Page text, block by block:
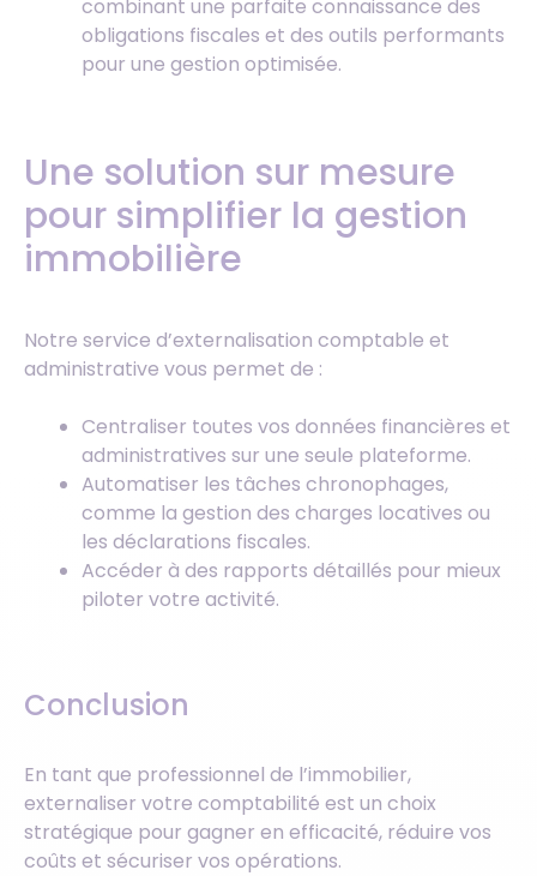
combinant une parfaite connaissance des
obligations fiscales et des outils performants
pour une gestion optimisée.
Une solution sur mesure
pour simplifier la gestion
immobilière
Notre service d’externalisation comptable et
administrative vous permet de :
Centraliser toutes vos données financières et
administratives sur une seule plateforme.
Automatiser les tâches chronophages,
comme la gestion des charges locatives ou
les déclarations fiscales.
Accéder à des rapports détaillés pour mieux
piloter votre activité.
Conclusion
En tant que professionnel de l’immobilier,
externaliser votre comptabilité est un choix
stratégique pour gagner en efficacité, réduire vos
coûts et sécuriser vos opérations.